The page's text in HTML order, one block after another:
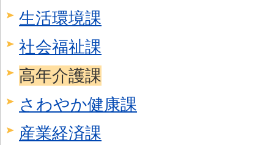
生活環境課
社会福祉課
高年介護課
さわやか健康課
産業経済課